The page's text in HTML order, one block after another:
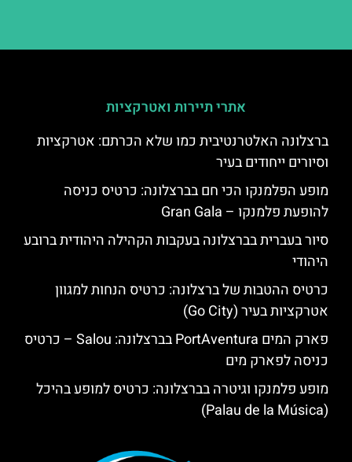
אתרי תיירות ואטרקציות
ברצלונה האלטרנטיבית כמו שלא הכרתם: אטרקציות
וסיורים ייחודים בעיר
מופע הפלמנקו הכי חם בברצלונה: כרטיס כניסה
להופעת פלמנקו – Gran Gala
סיור בעברית בברצלונה בעקבות הקהילה היהודית ברובע
היהודי
כרטיס ההטבות של ברצלונה: כרטיס הנחות למגוון
אטרקציות בעיר (Go City)
פארק המים PortAventura בברצלונה: Salou – כרטיס
כניסה לפארק מים
מופע פלמנקו וגיטרה בברצלונה: כרטיס למופע בהיכל
(Palau de la Música)